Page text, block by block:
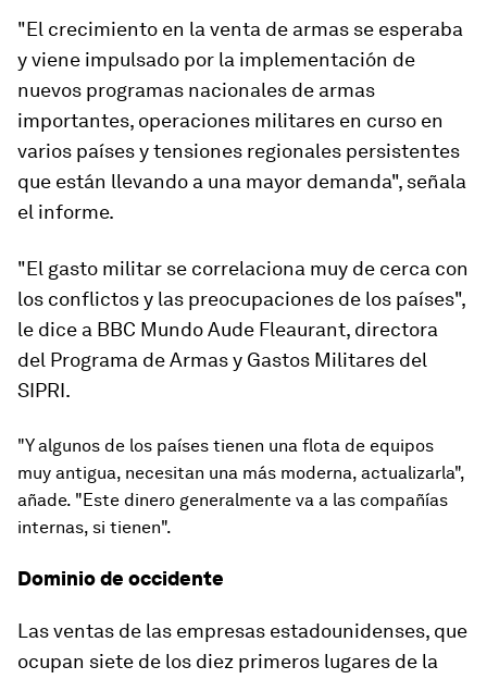
"El crecimiento en la venta de armas se esperaba
y viene impulsado por la implementación de
nuevos programas nacionales de armas
importantes, operaciones militares en curso en
varios países y tensiones regionales persistentes
que están llevando a una mayor demanda", señala
el informe.
"El gasto militar se correlaciona muy de cerca con
los conflictos y las preocupaciones de los países",
le dice a BBC Mundo Aude Fleaurant, directora
del Programa de Armas y Gastos Militares del
SIPRI.
"Y algunos de los países tienen una flota de equipos
muy antigua, necesitan una más moderna, actualizarla",
añade. "Este dinero generalmente va a las compañías
internas, si tienen".
Dominio de occidente
Las ventas de las empresas estadounidenses, que
ocupan siete de los diez primeros lugares de la